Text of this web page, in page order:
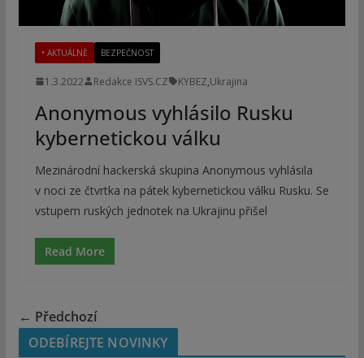
• AKTUÁLNĚ BEZPEČNOST
1.3.2022 Redakce ISVS.CZ KYBEZ,Ukrajina
Anonymous vyhlásilo Rusku
kybernetickou válku
Mezinárodní hackerská skupina Anonymous vyhlásila
v noci ze čtvrtka na pátek kybernetickou válku Rusku. Se
vstupem ruských jednotek na Ukrajinu přišel
Read More
← Předchozí
ODEBÍREJTE NOVINKY